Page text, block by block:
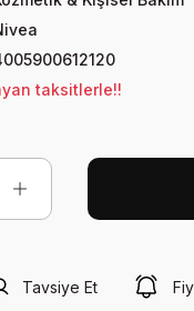
taksitlerle!!
Tavsiye Et